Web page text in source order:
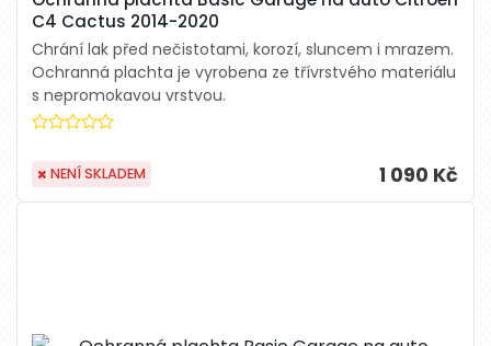
C4 Cactus 2014-2020
Chrání lak před nečistotami, korozí, sluncem i mrazem.
Ochranná plachta je vyrobena ze třívrstvého materiálu
s nepromokavou vrstvou.
1 090 Kč
NENÍ SKLADEM